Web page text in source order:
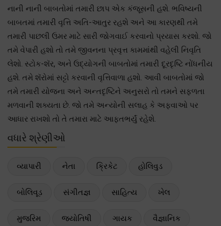
નાની નાની બાબતોમાં તમારી છાપ એક કંજૂસની હશે. ભવિષ્યની
બાબતમાં તમારી વૃત્તિ અતિ-આતુર રહશે અને આ કારણથી તમે
તમારી પાછલી ઉમર માટે સારી જોગવાઈ કરવાનો પ્રયાસ કરશો. જો
તમે વેપારી હશો તો તમે જીવનના પ્રવૃત્ત કામમાંથી વહેલી નિવૃતિ
લેશો. સ્ટોક-શૅર, અને ઉદ્યોગની બાબતોમાં તમારી દૂરદૃષ્ટિ નોંધનીય
હશે. તમે શૅરોમાં સટ્ટો કરવાની વૃત્તિવાળા હશો. આવી બાબતોમાં જો
તમે તમારી યોજના અને અન્તદૃષ્ટિને અનુસરો તો તમને સફળતા
મળવાની શક્યતા છે. જો તમે અન્યોની સલાહ કે અફવાઓ પર
આધાર રાખશો તો તે તમારા માટે આફતભર્યું રહેશે.
વધારે શ્રેણીઓ
વ્યાપારી નેતા ક્રિકેટ હોલિવુડ
બોલિવૂડ સંગીતજ્ઞ સાહિત્ય ખેલ
મુજરિમ જ્યોતિષી ગાયક વૈજ્ઞાનિક